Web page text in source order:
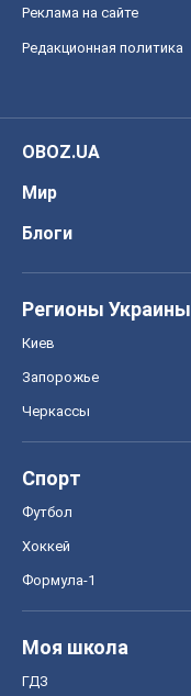
Реклама на сайте
Редакционная политика
OBOZ.UA
Мир
Блоги
Регионы Украины
Киев
Запорожье
Черкассы
Спорт
Футбол
Хоккей
Формула-1
Моя школа
ГДЗ